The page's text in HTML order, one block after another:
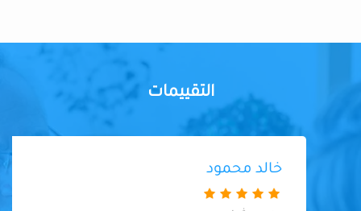
التقييمات
خالد محمود